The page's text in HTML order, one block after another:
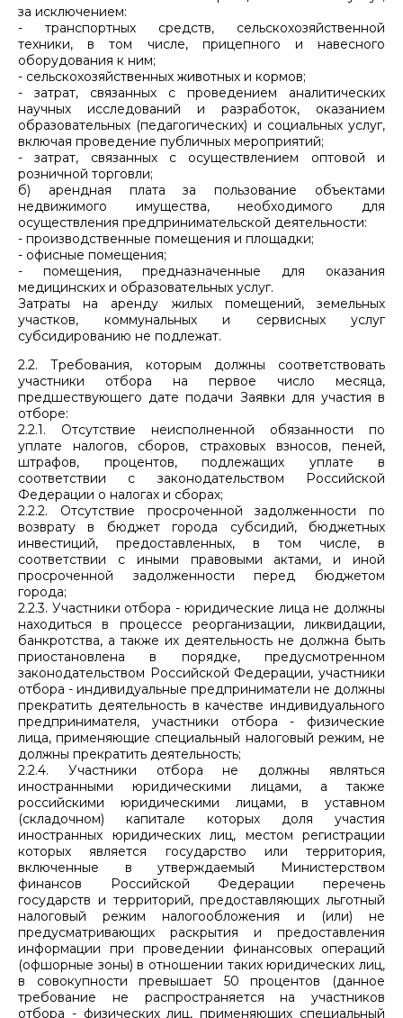
за исключением:
- транспортных средств, сельскохозяйственной
техники, в том числе, прицепного и навесного
оборудования к ним;
- сельскохозяйственных животных и кормов;
- затрат, связанных с проведением аналитических
научных исследований и разработок, оказанием
образовательных (педагогических) и социальных услуг,
включая проведение публичных мероприятий;
- затрат, связанных с осуществлением оптовой и
розничной торговли;
б) арендная плата за пользование объектами
недвижимого имущества, необходимого для
осуществления предпринимательской деятельности:
- производственные помещения и площадки;
- офисные помещения;
- помещения, предназначенные для оказания
медицинских и образовательных услуг.
Затраты на аренду жилых помещений, земельных
участков, коммунальных и сервисных услуг
субсидированию не подлежат.
2.2. Требования, которым должны соответствовать
участники отбора на первое число месяца,
предшествующего дате подачи Заявки для участия в
отборе:
2.2.1. Отсутствие неисполненной обязанности по
уплате налогов, сборов, страховых взносов, пеней,
штрафов, процентов, подлежащих уплате в
соответствии с законодательством Российской
Федерации о налогах и сборах;
2.2.2. Отсутствие просроченной задолженности по
возврату в бюджет города субсидий, бюджетных
инвестиций, предоставленных, в том числе, в
соответствии с иными правовыми актами, и иной
просроченной задолженности перед бюджетом
города;
2.2.3. Участники отбора - юридические лица не должны
находиться в процессе реорганизации, ликвидации,
банкротства, а также их деятельность не должна быть
приостановлена в порядке, предусмотренном
законодательством Российской Федерации, участники
отбора - индивидуальные предприниматели не должны
прекратить деятельность в качестве индивидуального
предпринимателя, участники отбора - физические
лица, применяющие специальный налоговый режим, не
должны прекратить деятельность;
2.2.4. Участники отбора не должны являться
иностранными юридическими лицами, а также
российскими юридическими лицами, в уставном
(складочном) капитале которых доля участия
иностранных юридических лиц, местом регистрации
которых является государство или территория,
включенные в утверждаемый Министерством
финансов Российской Федерации перечень
государств и территорий, предоставляющих льготный
налоговый режим налогообложения и (или) не
предусматривающих раскрытия и предоставления
информации при проведении финансовых операций
(офшорные зоны) в отношении таких юридических лиц,
в совокупности превышает 50 процентов (данное
требование не распространяется на участников
отбора - физических лиц, применяющих специальный